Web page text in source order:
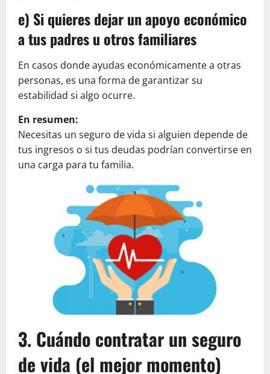
e) Si quieres dejar un apoyo económico
a tus padres u otros familiares
En casos donde ayudas económicamente a otras
personas, es una forma de garantizar su
estabilidad si algo ocurre.
En resumen:
Necesitas un seguro de vida si alguien depende de
tus ingresos o si tus deudas podrían convertirse en
una carga para tu familia.
3. Cuándo contratar un seguro
de vida (el mejor momento)